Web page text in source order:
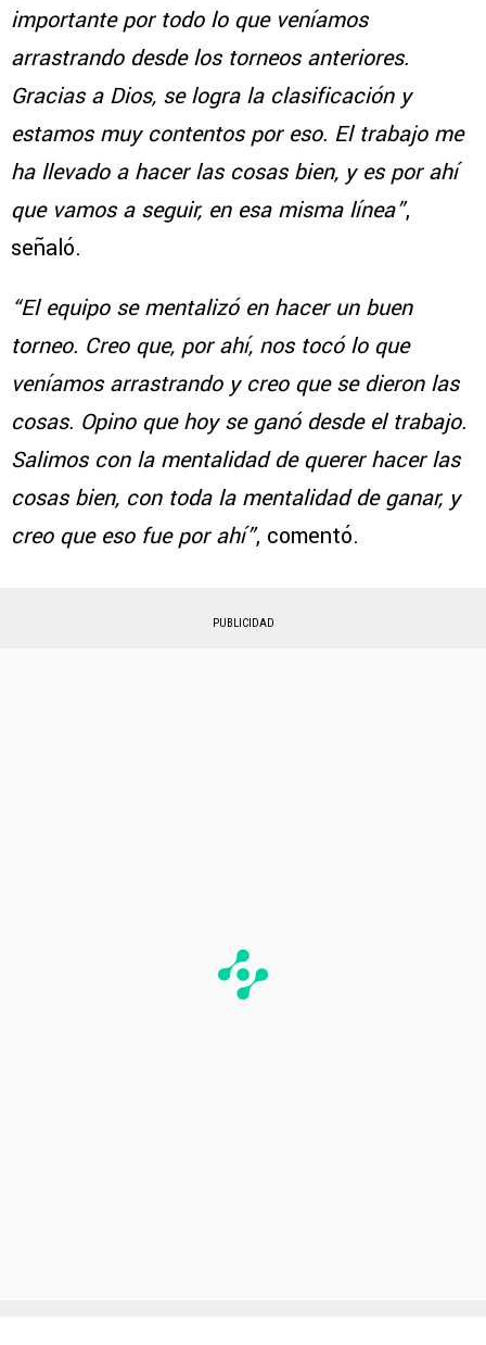
importante por todo lo que veníamos
arrastrando desde los torneos anteriores.
Gracias a Dios, se logra la clasificación y
estamos muy contentos por eso. El trabajo me
ha llevado a hacer las cosas bien, y es por ahí
que vamos a seguir, en esa misma línea”,
señaló.
“El equipo se mentalizó en hacer un buen
torneo. Creo que, por ahí, nos tocó lo que
veníamos arrastrando y creo que se dieron las
cosas. Opino que hoy se ganó desde el trabajo.
Salimos con la mentalidad de querer hacer las
cosas bien, con toda la mentalidad de ganar, y
creo que eso fue por ahí”, comentó.
PUBLICIDAD